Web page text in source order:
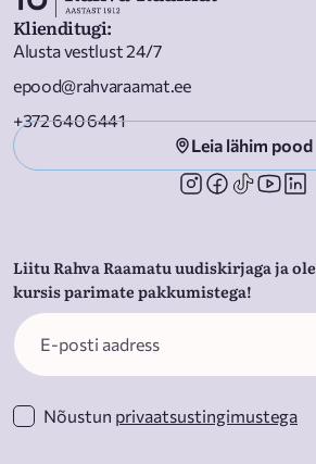
Klienditugi:
Alusta vestlust 24/7
epood@rahvaraamat.ee
+372 640 6441
Leia lähim pood
Liitu Rahva Raamatu uudiskirjaga ja ole
kursis parimate pakkumistega!
Nõustun privaatsustingimustega